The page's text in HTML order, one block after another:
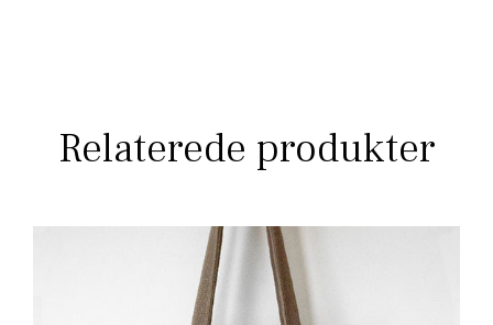
Relaterede produkter